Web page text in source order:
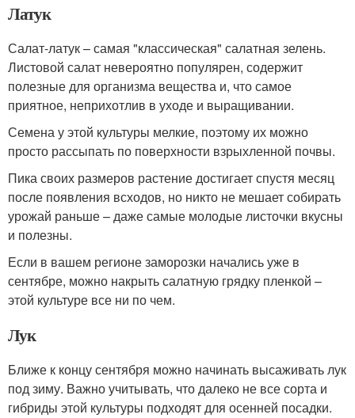
Латук
Салат-латук – самая "классическая" салатная зелень.
Листовой салат невероятно популярен, содержит
полезные для организма вещества и, что самое
приятное, неприхотлив в уходе и выращивании.
Семена у этой культуры мелкие, поэтому их можно
просто рассыпать по поверхности взрыхленной почвы.
Пика своих размеров растение достигает спустя месяц
после появления всходов, но никто не мешает собирать
урожай раньше – даже самые молодые листочки вкусны
и полезны.
Если в вашем регионе заморозки начались уже в
сентябре, можно накрыть салатную грядку пленкой –
этой культуре все ни по чем.
Лук
Ближе к концу сентября можно начинать высаживать лук
под зиму. Важно учитывать, что далеко не все сорта и
гибриды этой культуры подходят для осенней посадки.